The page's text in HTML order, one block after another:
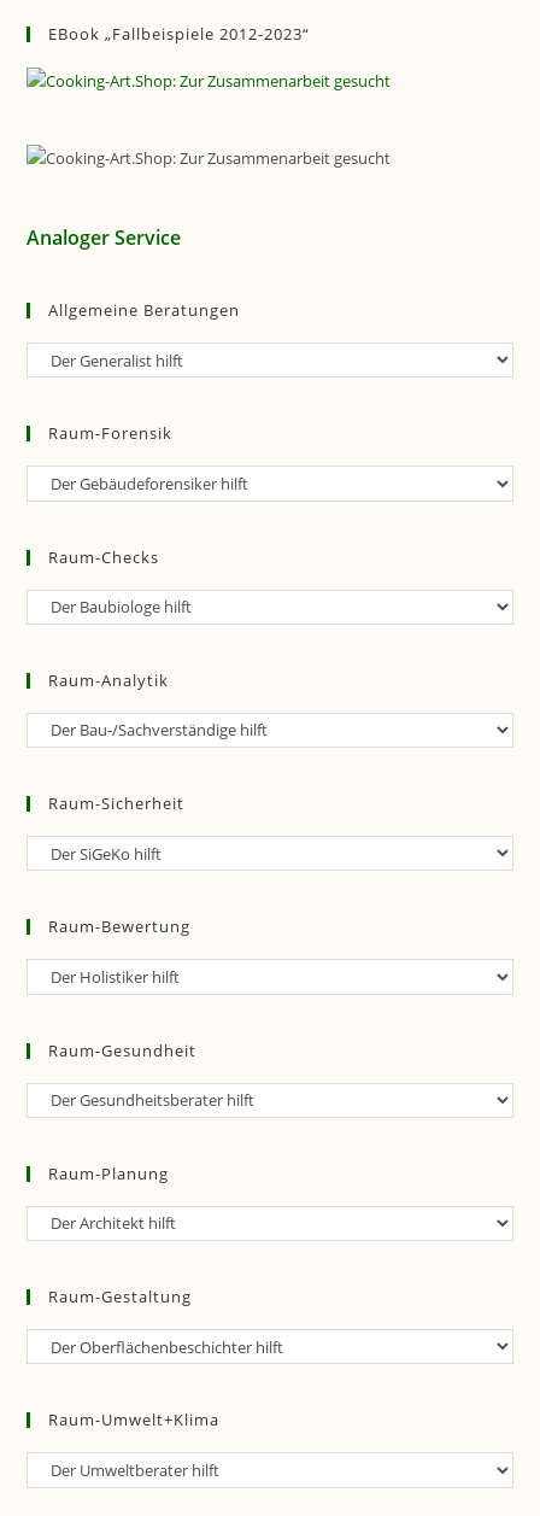
EBook „Fallbeispiele 2012-2023“
Analoger Service
Allgemeine Beratungen
Allgemeine
Raum-Forensik
Raum-
Raum-Checks
Raum-
Raum-Analytik
Raum-
Raum-Sicherheit
Raum-
Raum-Bewertung
Raum-
Raum-Gesundheit
Raum-
Raum-Planung
Raum-
Raum-Gestaltung
Raum-
Raum-Umwelt+Klima
Raum-